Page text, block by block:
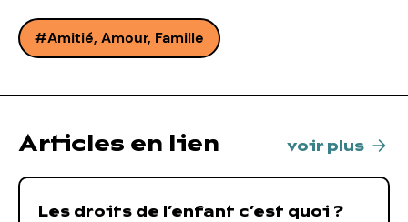
Amitié, Amour, Famille
Articles en lien voir plus
Les droits de l’enfant c’est quoi ?